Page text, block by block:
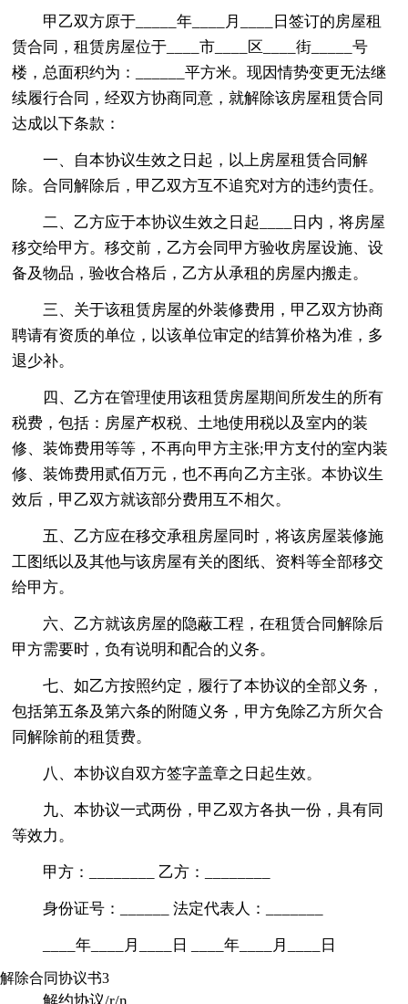
甲乙双方原于_____年____月____日签订的房屋租
赁合同，租赁房屋位于____市____区____街_____号
楼，总面积约为：______平方米。现因情势变更无法继
续履行合同，经双方协商同意，就解除该房屋租赁合同
达成以下条款：
一、自本协议生效之日起，以上房屋租赁合同解
除。合同解除后，甲乙双方互不追究对方的违约责任。
二、乙方应于本协议生效之日起____日内，将房屋
移交给甲方。移交前，乙方会同甲方验收房屋设施、设
备及物品，验收合格后，乙方从承租的房屋内搬走。
三、关于该租赁房屋的外装修费用，甲乙双方协商
聘请有资质的单位，以该单位审定的结算价格为准，多
退少补。
四、乙方在管理使用该租赁房屋期间所发生的所有
税费，包括：房屋产权税、土地使用税以及室内的装
修、装饰费用等等，不再向甲方主张;甲方支付的室内装
修、装饰费用贰佰万元，也不再向乙方主张。本协议生
效后，甲乙双方就该部分费用互不相欠。
五、乙方应在移交承租房屋同时，将该房屋装修施
工图纸以及其他与该房屋有关的图纸、资料等全部移交
给甲方。
六、乙方就该房屋的隐蔽工程，在租赁合同解除后
甲方需要时，负有说明和配合的义务。
七、如乙方按照约定，履行了本协议的全部义务，
包括第五条及第六条的附随义务，甲方免除乙方所欠合
同解除前的租赁费。
八、本协议自双方签字盖章之日起生效。
九、本协议一式两份，甲乙双方各执一份，具有同
等效力。
甲方：________ 乙方：________
身份证号：______ 法定代表人：_______
____年____月____日 ____年____月____日
解除合同协议书3
解约协议/r/n